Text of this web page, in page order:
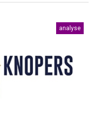
analyse